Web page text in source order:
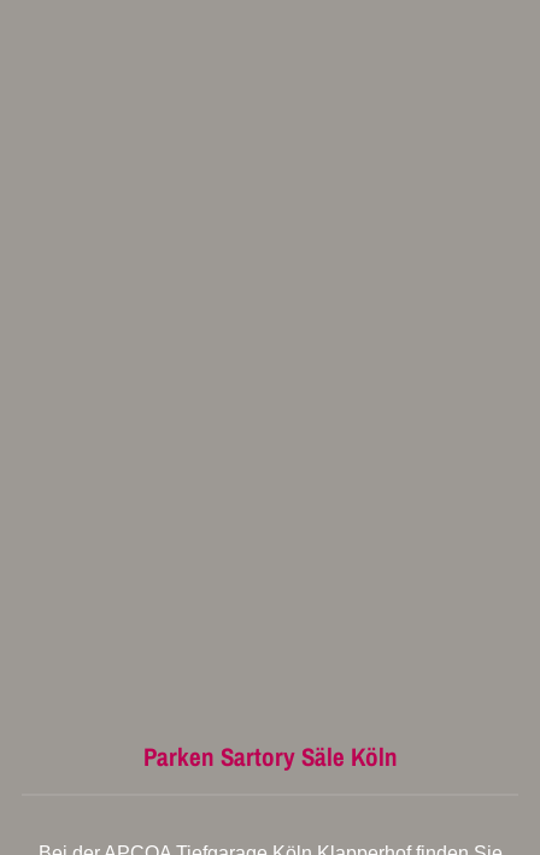
Parken Sartory Säle Köln